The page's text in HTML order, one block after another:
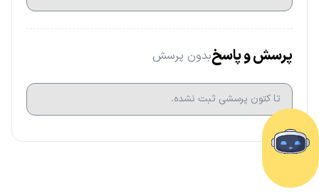
پرسش و پاسخبدون پرسش
تا کتون پرسشی ثبت نشده.